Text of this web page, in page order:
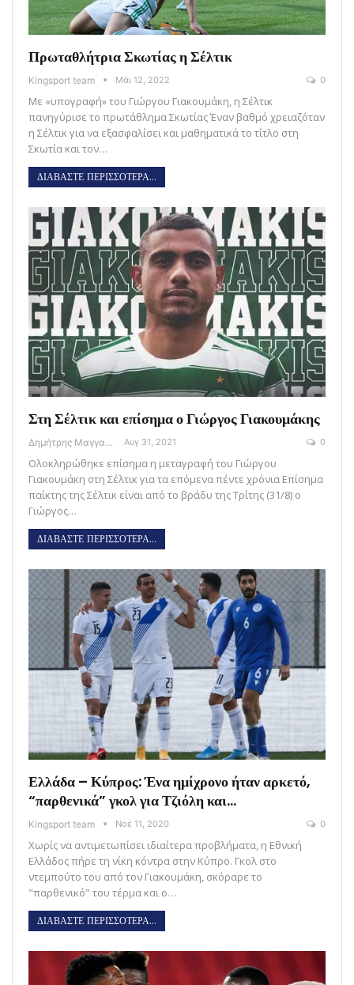
Πρωταθλήτρια Σκωτίας η Σέλτικ
Kingsport team Μάι 12, 2022 0
Με «υπογραφή» του Γιώργου Γιακουμάκη, η Σέλτικ
πανηγύρισε το πρωτάθλημα Σκωτίας Έναν βαθμό χρειαζόταν
η Σέλτικ για να εξασφαλίσει και μαθηματικά το τίτλο στη
Σκωτία και τον…
ΔΙΑΒΑΣΤΕ ΠΕΡΙΣΣΟΤΕΡΑ...
Στη Σέλτικ και επίσημα ο Γιώργος Γιακουμάκης
Δημήτρης Μαγγανάρης Αυγ 31, 2021 0
Ολοκληρώθηκε επίσημα η μεταγραφή του Γιώργου
Γιακουμάκη στη Σέλτικ για τα επόμενα πέντε χρόνια Επίσημα
παίκτης της Σέλτικ είναι από το βράδυ της Τρίτης (31/8) ο
Γιώργος…
ΔΙΑΒΑΣΤΕ ΠΕΡΙΣΣΟΤΕΡΑ...
Ελλάδα – Κύπρος: Ένα ημίχρονο ήταν αρκετό,
“παρθενικά” γκολ για Τζιόλη και…
Kingsport team Νοέ 11, 2020 0
Χωρίς να αντιμετωπίσει ιδιαίτερα προβλήματα, η Εθνική
Ελλάδος πήρε τη νίκη κόντρα στην Κύπρο. Γκολ στο
ντεμπούτο του από τον Γιακουμάκη, σκόραρε το
"παρθενικό" του τέρμα και ο…
ΔΙΑΒΑΣΤΕ ΠΕΡΙΣΣΟΤΕΡΑ...